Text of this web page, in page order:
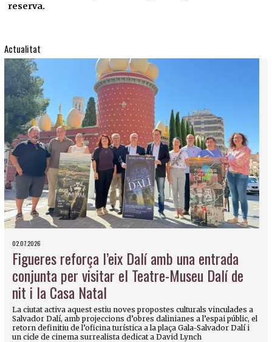
reserva.
Actualitat
02.07.2026
Figueres reforça l’eix Dalí amb una entrada
conjunta per visitar el Teatre-Museu Dalí de
nit i la Casa Natal
La ciutat activa aquest estiu noves propostes culturals vinculades a
Salvador Dalí, amb projeccions d’obres dalinianes a l’espai públic, el
retorn definitiu de l’oficina turística a la plaça Gala-Salvador Dalí i
un cicle de cinema surrealista dedicat a David Lynch